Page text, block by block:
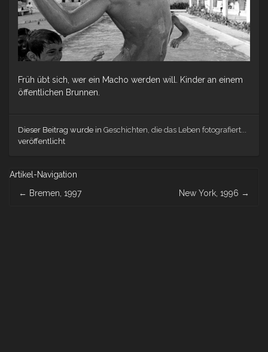
Früh übt sich, wer ein Macho werden will. Kinder an einem
öffentlichen Brunnen.
Dieser Beitrag wurde in Geschichten, die das Leben fotografiert...
veröffentlicht
Artikel-Navigation
← Bremen, 1997 New York, 1996 →